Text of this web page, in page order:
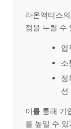
라온액터스
점을 누릴 수
업
소
정
선
이를 통해 기
를 높일 수